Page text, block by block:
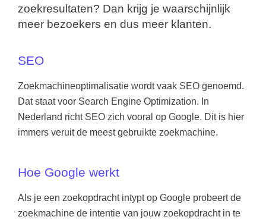
zoekresultaten? Dan krijg je waarschijnlijk
meer bezoekers en dus meer klanten.
SEO
Zoekmachineoptimalisatie wordt vaak SEO genoemd.
Dat staat voor Search Engine Optimization. In
Nederland richt SEO zich vooral op Google. Dit is hier
immers veruit de meest gebruikte zoekmachine.
Hoe Google werkt
Als je een zoekopdracht intypt op Google probeert de
zoekmachine de intentie van jouw zoekopdracht in te